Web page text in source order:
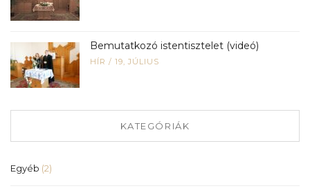
Bemutatkozó istentisztelet (videó)
HÍR / 19, JÚLIUS
KATEGÓRIÁK
Egyéb (2)